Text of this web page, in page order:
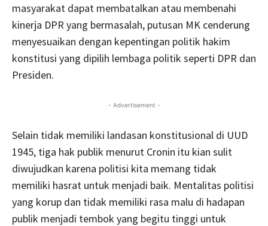
masyarakat dapat membatalkan atau membenahi
kinerja DPR yang bermasalah, putusan MK cenderung
menyesuaikan dengan kepentingan politik hakim
konstitusi yang dipilih lembaga politik seperti DPR dan
Presiden.
- Advertisement -
Selain tidak memiliki landasan konstitusional di UUD
1945, tiga hak publik menurut Cronin itu kian sulit
diwujudkan karena politisi kita memang tidak
memiliki hasrat untuk menjadi baik. Mentalitas politisi
yang korup dan tidak memiliki rasa malu di hadapan
publik menjadi tembok yang begitu tinggi untuk